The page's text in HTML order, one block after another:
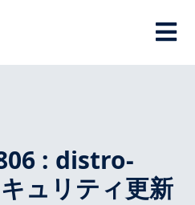
: distro-
ュリティ更新